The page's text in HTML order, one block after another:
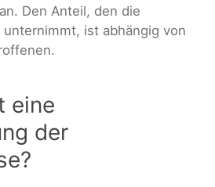
Den Anteil, den die
unternimmt, ist abhängig von
eine
der